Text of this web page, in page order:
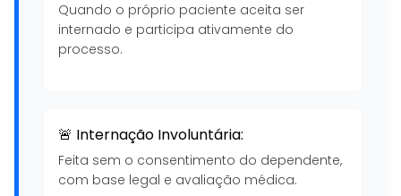
Quando o próprio paciente aceita ser
internado e participa ativamente do
processo.
🚨 Internação Involuntária:
Feita sem o consentimento do dependente,
com base legal e avaliação médica.